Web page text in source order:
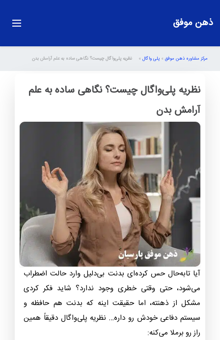
ذهن موفق
مرکز مشاوره ذهن موفق » پلی واگال » نظریه پلی‌واگال چیست؟ نگاهی ساده به علم آرامش بدن
نظریه پلی‌واگال چیست؟ نگاهی ساده به علم
آرامش بدن
آیا تا‌به‌حال حس کرده‌ای بدنت بی‌دلیل وارد حالت اضطراب
می‌شود، حتی وقتی خطری وجود ندارد؟ شاید فکر کردی
مشکل از ذهنته، اما حقیقت اینه که بدنت هم حافظه و
سیستم دفاعی خودش رو داره… نظریه پلی‌واگال دقیقاً همین
راز رو برملا می‌کنه: